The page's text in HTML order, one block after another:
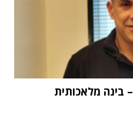
"העתיד הוא Physical AI – בינה מלאכותית